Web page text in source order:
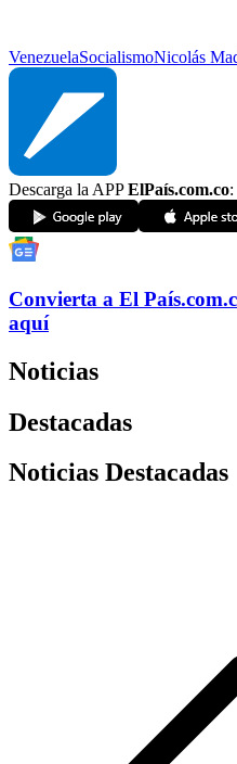
VenezuelaSocialismoNicolás
Descarga la APPElPaís.com.co:
Convierta a El País
aquí
Noticias
Destacadas
Noticias Destacadas